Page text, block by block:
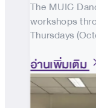
The MUIC
workshops
Thursdays
อ่านเพิ่มเติม